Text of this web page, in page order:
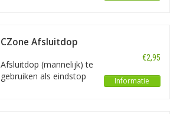
enkele plug.
CZone Afsluitdop
Afsluitdop (mannelijk) te
gebruiken als eindstop
€2,95
Informatie